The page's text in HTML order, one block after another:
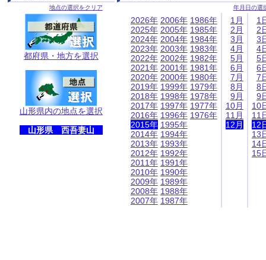
地点の選択をクリア
都府県・地方を選択
山形県内の地点を選択
山形県 西吾妻山
年月日の選
2026年
2025年
2024年
2023年
2022年
2021年
2020年
2019年
2018年
2017年
2016年
2015年
2014年
2013年
2012年
2011年
2010年
2009年
2008年
2007年
2006年
2005年
2004年
2003年
2002年
2001年
2000年
1999年
1998年
1997年
1996年
1995年
1994年
1993年
1992年
1991年
1990年
1989年
1988年
1987年
1986年
1985年
1984年
1983年
1982年
1981年
1980年
1979年
1978年
1977年
1976年
1月
2月
3月
4月
5月
6月
7月
8月
9月
10月
11月
12月
1
2
3
4
5
6
7
8
9
10
11
12
13
14
15